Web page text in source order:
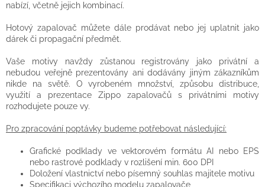
nabízí, včetně jejich kombinací.
Hotový zapalovač můžete dále prodávat nebo jej uplatnit jako
dárek či propagační předmět.
Vaše motivy navždy zůstanou registrovány jako privátní a
nebudou veřejně prezentovány ani dodávány jiným zákazníkům
nikde na světě. O vyrobeném množství, způsobu distribuce,
využití a prezentace Zippo zapalovačů s privátními motivy
rozhodujete pouze vy.
Pro zpracování poptávky budeme potřebovat následující:
Grafické podklady ve vektorovém formátu AI nebo EPS
nebo rastrové podklady v rozlišení min. 600 DPI
Doložení vlastnictví nebo písemný souhlas majitele motivu
Specifikaci výchozího modelu zapalovače